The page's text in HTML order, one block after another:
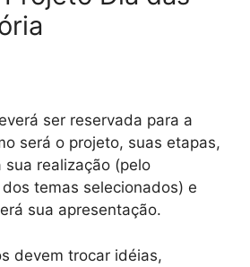
ser reservada para a
será o projeto, suas etapas,
realização (pelo
temas selecionados) e
sua apresentação.
devem trocar idéias,